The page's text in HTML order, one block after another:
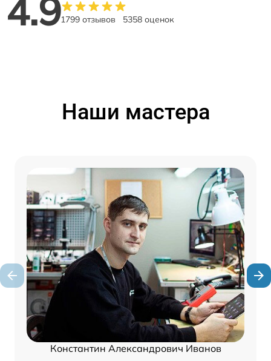
4.91799 отзывов 5358 оценок
Наши мастера
Константин Александрович Иванов